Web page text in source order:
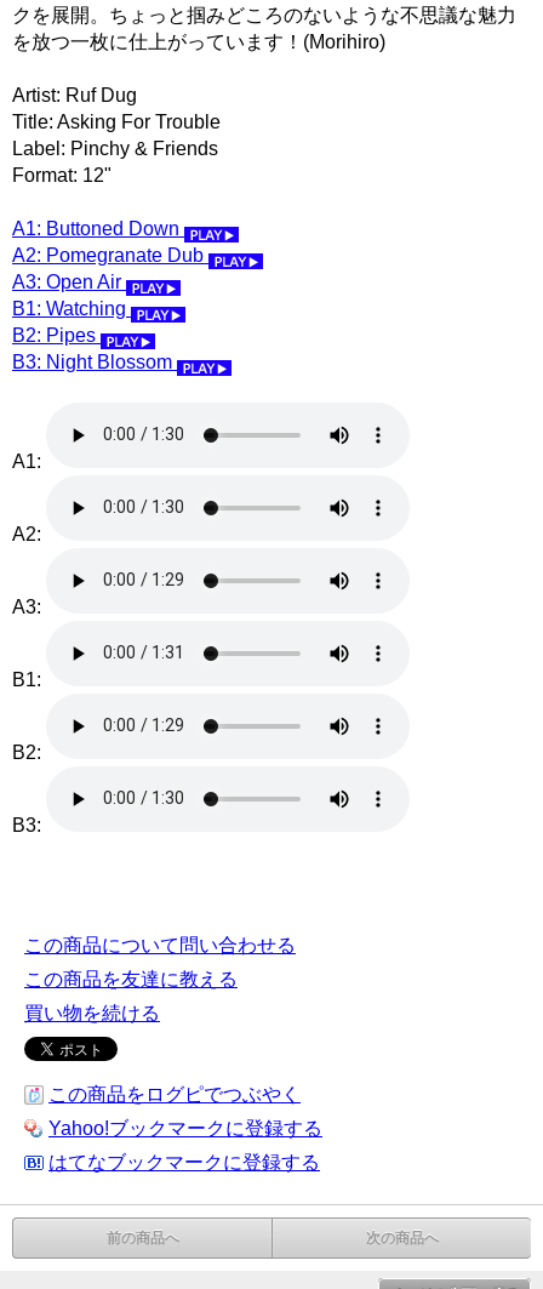
クを展開。ちょっと掴みどころのないような不思議な魅力
を放つ一枚に仕上がっています！(Morihiro)
Artist: Ruf Dug
Title: Asking For Trouble
Label: Pinchy & Friends
Format: 12"
A1: Buttoned Down
A2: Pomegranate Dub
A3: Open Air
B1: Watching
B2: Pipes
B3: Night Blossom
A1:
A2:
A3:
B1:
B2:
B3:
この商品について問い合わせる
この商品を友達に教える
買い物を続ける
この商品をログピでつぶやく
Yahoo!ブックマークに登録する
はてなブックマークに登録する
前の商品へ 次の商品へ